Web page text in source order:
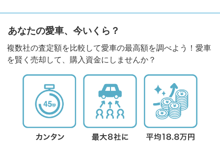
あなたの愛車、今いくら？
複数社の査定額を比較して愛車の最高額を調べよう！愛車
を賢く売却して、購入資金にしませんか？